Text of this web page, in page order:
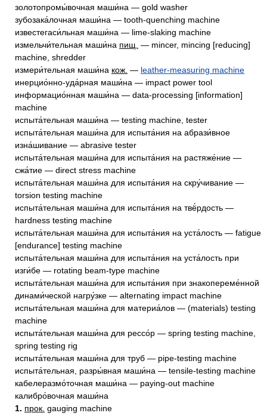
золотопромы́вочная маши́на — gold washer
зубозака́лочная маши́на — tooth-quenching machine
известегаси́льная маши́на — lime-slaking machine
измельчи́тельная маши́на пищ. — mincer, mincing [reducing]
machine, shredder
измери́тельная маши́на кож. — leather-measuring machine
инерцио́нно-уда́рная маши́на — impact power tool
информацио́нная маши́на — data-processing [information]
machine
испыта́тельная маши́на — testing machine, tester
испыта́тельная маши́на для испыта́ния на абрази́вное
изна́шивание — abrasive tester
испыта́тельная маши́на для испыта́ния на растяже́ние —
сжа́тие — direct stress machine
испыта́тельная маши́на для испыта́ния на скру́чивание —
torsion testing machine
испыта́тельная маши́на для испыта́ния на твё́рдость —
hardness testing machine
испыта́тельная маши́на для испыта́ния на уста́лость — fatigue
[endurance] testing machine
испыта́тельная маши́на для испыта́ния на уста́лость при
изги́бе — rotating beam-type machine
испыта́тельная маши́на для испыта́ния при знакопереме́нной
динами́ческой нагру́зке — alternating impact machine
испыта́тельная маши́на для материа́лов — (materials) testing
machine
испыта́тельная маши́на для рессо́р — spring testing machine,
spring testing rig
испыта́тельная маши́на для труб — pipe-testing machine
испыта́тельная, разры́вная маши́на — tensile-testing machine
кабелеразмо́точная маши́на — paying-out machine
калибро́вочная маши́на
1. прок. gauging machine